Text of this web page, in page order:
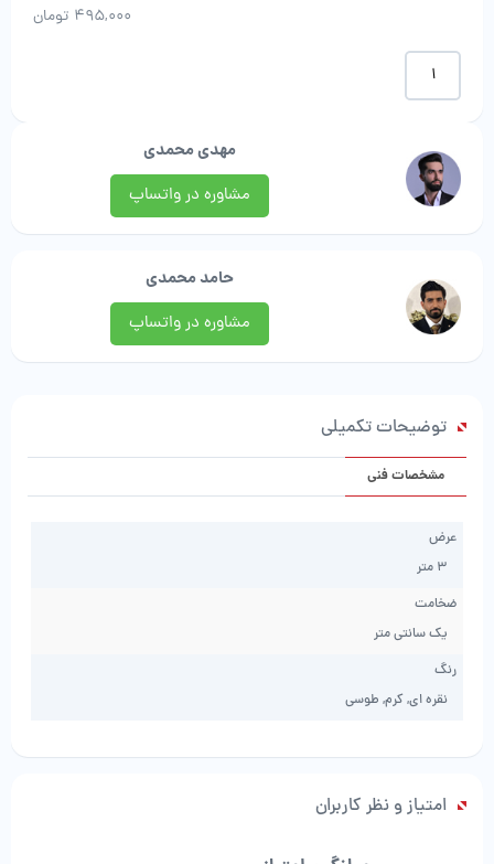
495,000 تومان
موکت
تافتینگ
طرح
آرتا
موکت
مهدی محمدی
مشاوره در واتساپ
حامد محمدی
مشاوره در واتساپ
توضیحات تکمیلی
مشخصات فنی
عرض
3 متر
ضخامت
یک سانتی متر
رنگ
نقره ای, کرم, طوسی
امتیاز و نظر کاربران